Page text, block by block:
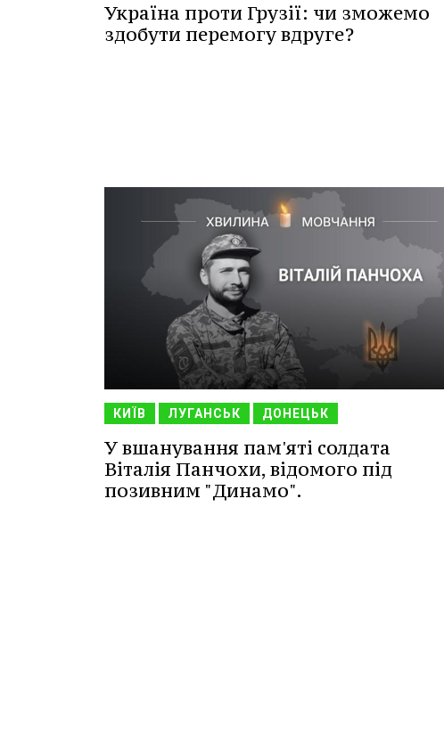
Україна проти Грузії: чи зможемо
здобути перемогу вдруге?
КИЇВ ЛУГАНСЬК ДОНЕЦЬК
У вшанування пам'яті солдата
Віталія Панчохи, відомого під
позивним "Динамо".